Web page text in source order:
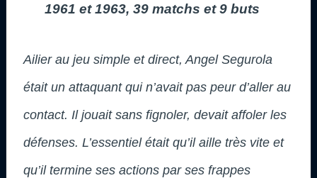
1961 et 1963, 39 matchs et 9 buts
Ailier au jeu simple et direct, Angel Segurola
était un attaquant qui n’avait pas peur d’aller au
contact. Il jouait sans fignoler, devait affoler les
défenses. L’essentiel était qu’il aille très vite et
qu’il termine ses actions par ses frappes